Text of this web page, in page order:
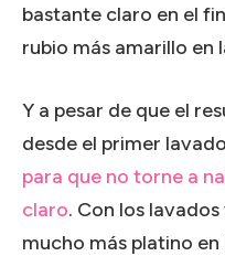
bastante claro en el
rubio más amarillo en
Y a pesar de que el
desde el primer lavado
para que no torne a
claro. Con los
mucho más platino en